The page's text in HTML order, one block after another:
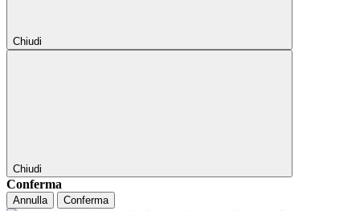
Chiudi
Chiudi
Conferma
Annulla Conferma